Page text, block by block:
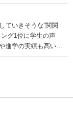
ていきそうな“関関
グ1位に学生の声
進学の実績も高い」